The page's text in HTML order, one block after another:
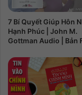
7 Bí Quyết Giúp Hôn
Hạnh Phúc | John M.
Gottman Audio | Bản